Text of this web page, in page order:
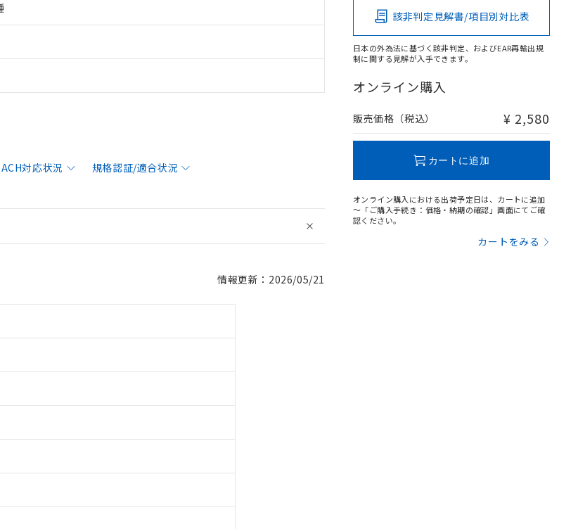
対応状況 規格認証/適合状況
情報更新：2026/05/21
該非判定見解書/項目別対比表
日本の外為法に基づく該非判定、およびEAR再輸出規
制に関する見解が入手できます。
オンライン購入
販売価格（税込） ¥ 2,580
カートに追加
オンライン購入における出荷予定日は、カートに追加
～「ご購入手続き：価格・納期の確認」画面にてご確
認ください。
カートをみる